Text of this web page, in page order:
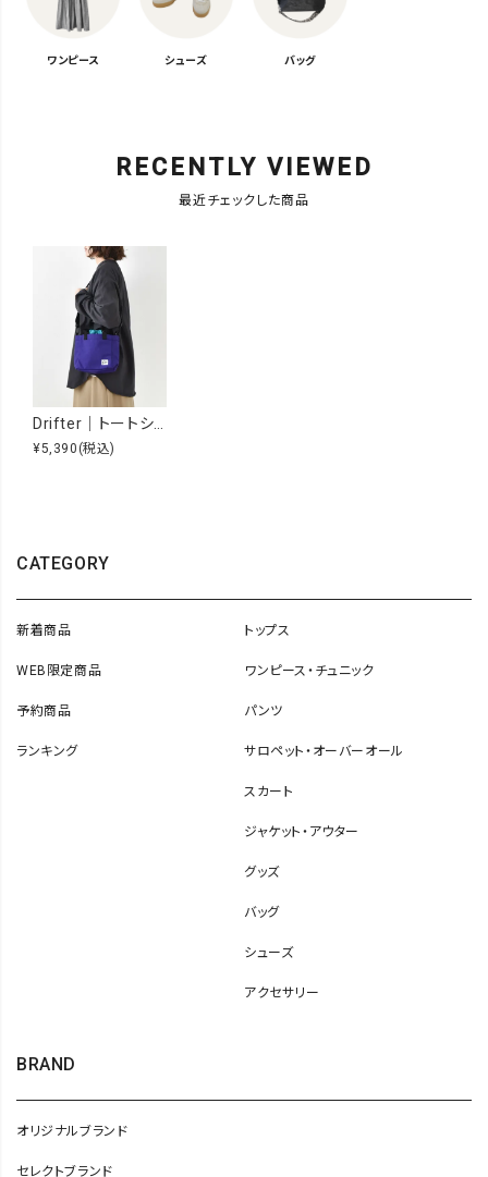
ワンピース シューズ バッグ
RECENTLY VIEWED
最近チェックした商品
¥5,390 (税込)
CATEGORY
新着商品
WEB限定商品
予約商品
ランキング
トップス
ワンピース・チュニック
パンツ
サロペット・オーバーオール
スカート
ジャケット・アウター
グッズ
バッグ
シューズ
アクセサリー
BRAND
オリジナルブランド
セレクトブランド